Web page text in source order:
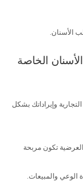
الأسنان.
الخاصة
وإيراداتك بشكل
تكون مربحة
الوعي والمبيعات.